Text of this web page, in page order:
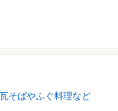
そばやふぐ料理など